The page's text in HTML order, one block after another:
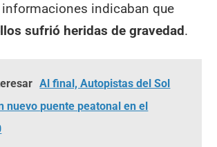
indicaban que
sufrió heridas de gravedad.
Al final, Autopistas del Sol
nuevo puente peatonal en el